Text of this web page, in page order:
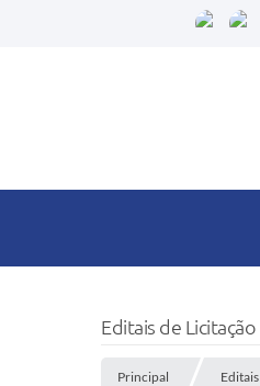
Editais de Licitação
Principal Editais